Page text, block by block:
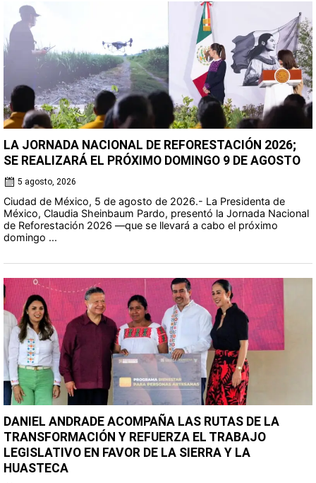
LA JORNADA NACIONAL DE REFORESTACIÓN 2026;
SE REALIZARÁ EL PRÓXIMO DOMINGO 9 DE AGOSTO
5 agosto, 2026
Ciudad de México, 5 de agosto de 2026.- La Presidenta de
México, Claudia Sheinbaum Pardo, presentó la Jornada Nacional
de Reforestación 2026 —que se llevará a cabo el próximo
domingo ...
DANIEL ANDRADE ACOMPAÑA LAS RUTAS DE LA
TRANSFORMACIÓN Y REFUERZA EL TRABAJO
LEGISLATIVO EN FAVOR DE LA SIERRA Y LA
HUASTECA